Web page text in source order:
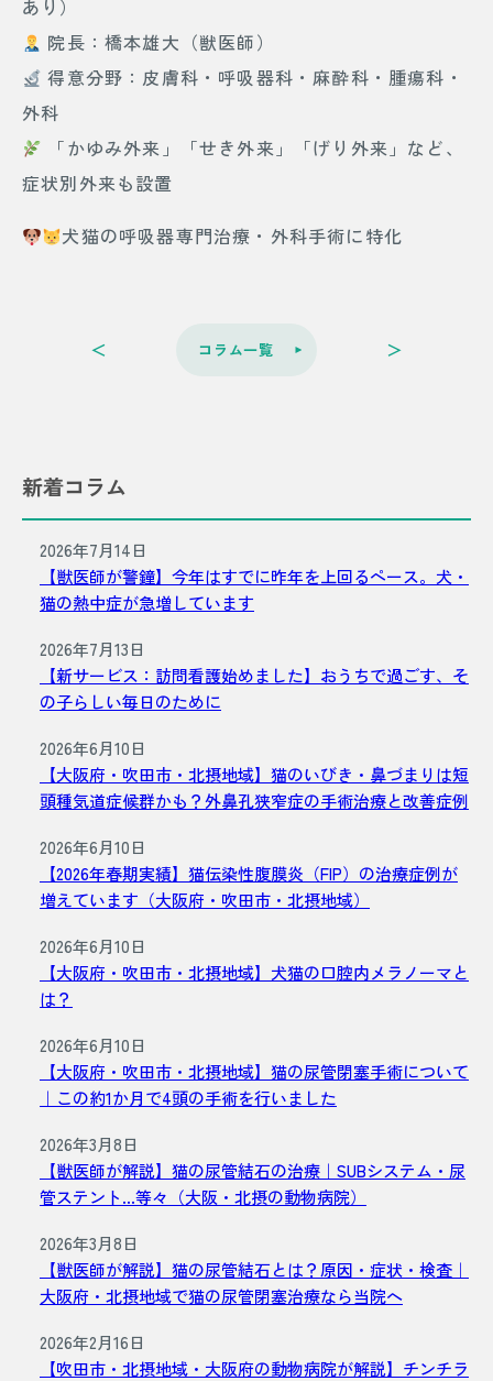
あり）
院長：橋本雄大（獣医師）
得意分野：皮膚科・呼吸器科・麻酔科・腫瘍科・
外科
「かゆみ外来」「せき外来」「げり外来」など、
症状別外来も設置
犬猫の呼吸器専門治療・外科手術に特化
＜ コラム一覧 ＞
新着コラム
2026年7月14日
【獣医師が警鐘】今年はすでに昨年を上回るペース。犬・
猫の熱中症が急増しています
2026年7月13日
【新サービス：訪問看護始めました】おうちで過ごす、そ
の子らしい毎日のために
2026年6月10日
【大阪府・吹田市・北摂地域】猫のいびき・鼻づまりは短
頭種気道症候群かも？外鼻孔狭窄症の手術治療と改善症例
2026年6月10日
【2026年春期実績】猫伝染性腹膜炎（FIP）の治療症例が
増えています（大阪府・吹田市・北摂地域）
2026年6月10日
【大阪府・吹田市・北摂地域】犬猫の口腔内メラノーマと
は？
2026年6月10日
【大阪府・吹田市・北摂地域】猫の尿管閉塞手術について
｜この約1か月で4頭の手術を行いました
2026年3月8日
【獣医師が解説】猫の尿管結石の治療｜SUBシステム・尿
管ステント…等々（大阪・北摂の動物病院）
2026年3月8日
【獣医師が解説】猫の尿管結石とは？原因・症状・検査｜
大阪府・北摂地域で猫の尿管閉塞治療なら当院へ
2026年2月16日
【吹田市・北摂地域・大阪府の動物病院が解説】チンチラ